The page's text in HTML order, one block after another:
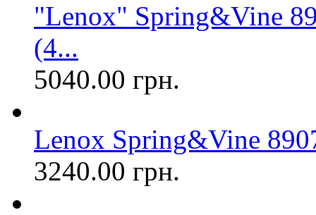
"Lenox" Spring&Vine
(4...
5040.00 грн.
Lenox Spring&Vine
3240.00 грн.